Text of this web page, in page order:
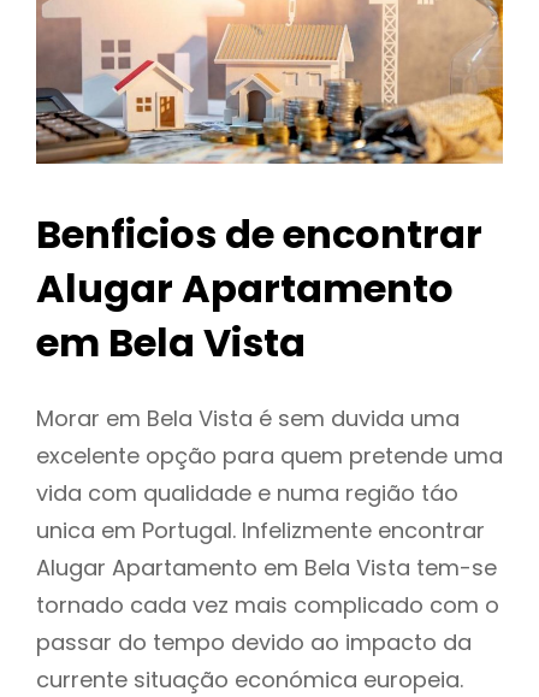
Benficios de encontrar
Alugar Apartamento
em Bela Vista
Morar em Bela Vista é sem duvida uma
excelente opção para quem pretende uma
vida com qualidade e numa região táo
unica em Portugal. Infelizmente encontrar
Alugar Apartamento em Bela Vista tem-se
tornado cada vez mais complicado com o
passar do tempo devido ao impacto da
currente situação económica europeia.